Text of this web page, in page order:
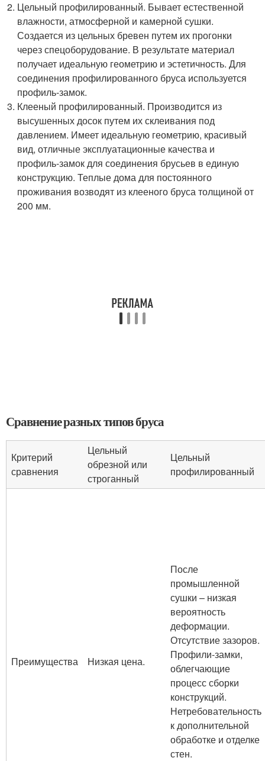
Цельный профилированный. Бывает естественной
влажности, атмосферной и камерной сушки.
Создается из цельных бревен путем их прогонки
через спецоборудование. В результате материал
получает идеальную геометрию и эстетичность. Для
соединения профилированного бруса используется
профиль-замок.
Клееный профилированный. Производится из
высушенных досок путем их склеивания под
давлением. Имеет идеальную геометрию, красивый
вид, отличные эксплуатационные качества и
профиль-замок для соединения брусьев в единую
конструкцию. Теплые дома для постоянного
проживания возводят из клееного бруса толщиной от
200 мм.
Сравнение разных типов бруса
Критерий
сравнения
Цельный
обрезной или
строганный
Цельный
профилированный
Преимущества Низкая цена.
После
промышленной
сушки – низкая
вероятность
деформации.
Отсутствие зазоров.
Профили-замки,
облегчающие
процесс сборки
конструкций.
Нетребовательность
к дополнительной
обработке и отделке
стен.